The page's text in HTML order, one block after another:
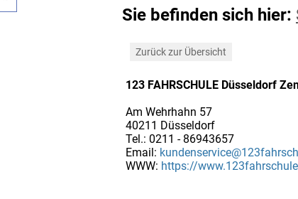
Sie befinden sich hier:
Zurück zur Übersicht
123 FAHRSCHULE Düsseldorf
Am Wehrhahn 57
40211 Düsseldorf
Tel.: 0211 - 86943657
Email:
WWW: https://